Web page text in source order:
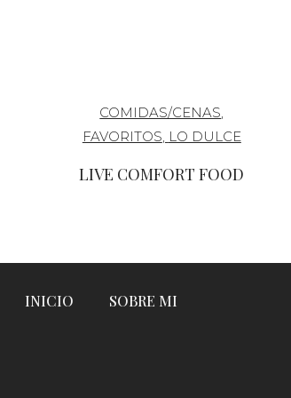
COMIDAS/CENAS,
FAVORITOS, LO DULCE
LIVE COMFORT FOOD
INICIO SOBRE MI